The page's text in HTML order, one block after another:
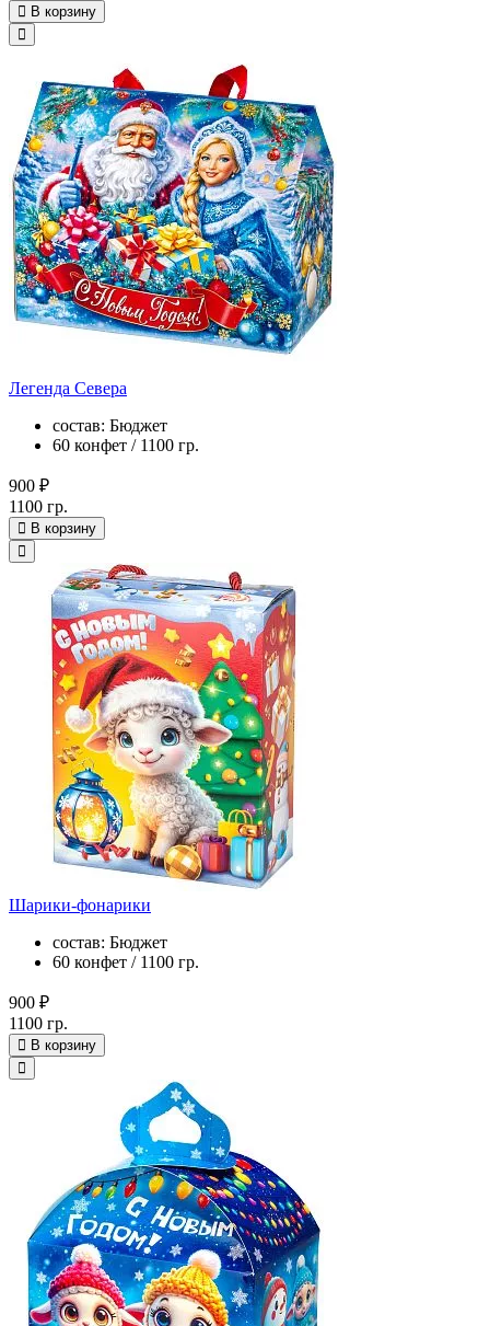
В корзину
Легенда Севера
состав: Бюджет
60 конфет / 1100 гр.
900 ₽
1100 гр.
В корзину
Шарики-фонарики
состав: Бюджет
60 конфет / 1100 гр.
900 ₽
1100 гр.
В корзину